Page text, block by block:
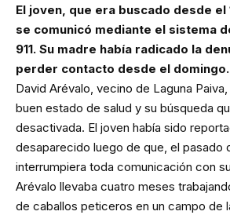
El joven, que era buscado desde el
se comunicó mediante el sistema
911. Su madre había radicado la
perder contacto desde el domingo.
David Arévalo, vecino de Laguna
buen estado de salud y su búsqueda
desactivada. El joven había sido
desaparecido luego de que, el pasado
interrumpiera toda comunicación con
Arévalo llevaba cuatro meses
de caballos peticeros en un campo de